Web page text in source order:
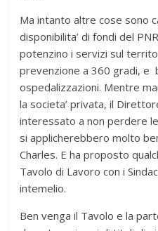
Ma intanto altre cose sono
disponibilita’ di fondi del
potenzino i servizi sul
prevenzione a 360 gradi, e
ospedalizzazioni. Mentre
la societa’ privata, il
interessato a non perdere
si applicherebbero molto
Charles. E ha proposto
Tavolo di Lavoro con i
intemelio.
Ben venga il Tavolo e la